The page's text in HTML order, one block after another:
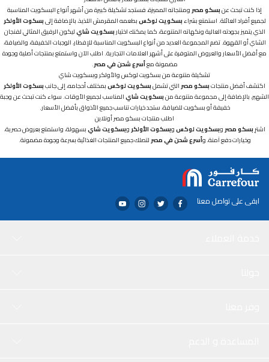
إذا كنت تبحث عنبسكو مصرومنتجاته المميزة، فستجد تشكيلة كبيرة من أشهر أنواع البسكويت المناسبة
لجميع أفراد العائلة. استمتع بشراءبسكويت لوكسبطعمه المقرمش اللذيذ، بالإضافة إلىبسكوت الأولكر
الذي يتميز بجودته العالية ونكهاته المتنوعة، كما يمكنك اختياربسكويت شايليكون الرفيق المثالي لفنجان
الشاي أو القهوة. تضم المجموعة العديد من أنواع البسكويت المناسبة للإفطار، الوجبات الخفيفة، والضيافة،
مع أفضل الأسعار والعروض المتوفرة على أشهر العلامات التجارية. اطلب الآن واستمتع بمنتجات أصلية وجودة
مضمونة معأسرع شحن في مصر.
تشكيلة متنوعة من بسكويت لوكس والأولكر وبسكويت شاي
اكتشف أفضل منتجاتبسكو مصرالتي تشملبسكويت لوكسبمختلف أحجامه، إلى جانببسكوت الأولكر
الشهير، بالإضافة إلى مجموعة متنوعة منبسكويت شايالمناسب لجميع الأوقات. سواء كنت تبحث عن وجبة
خفيفة أو بسكويت للضيافة، ستجد خيارات تناسب جميع الأذواق بأفضل الأسعار.
اطلب منتجات بسكو مصر أونلاين
اشترِبسكو مصروبسكويت لوكسوبسكوت الأولكروبسكويت شايبسهولة، واستمتع بعروض حصرية،
وخيارات دفع آمنة، وأسرع شحن في مصرلتصلك جميع المنتجات الغذائية بسرعة وجودة مضمونة.
ابقى على تواصل معنا